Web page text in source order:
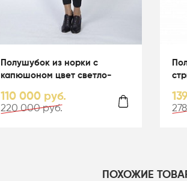
Полушубок из норки с
капюшоном цвет светло-
110 000 руб.
220 000 руб.
ПОХОЖИЕ